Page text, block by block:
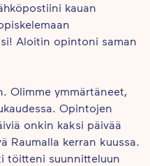
kauan
Aloitin opintoni saman
Olimme ymmärtäneet,
Opintojen
onkin kaksi päivää
Raumalla kerran kuussa.
töitteni suunnitteluun